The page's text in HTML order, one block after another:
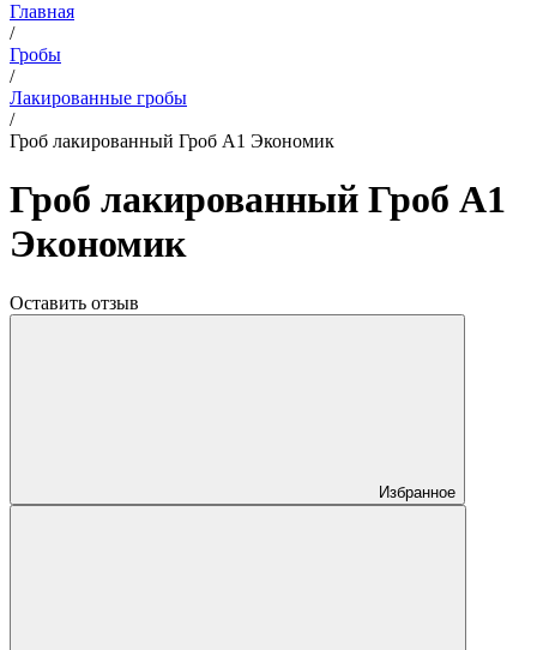
Главная
/
Гробы
/
Лакированные гробы
/
Гроб лакированный Гроб А1 Экономик
Гроб лакированный Гроб А1
Экономик
Оставить отзыв
Избранное